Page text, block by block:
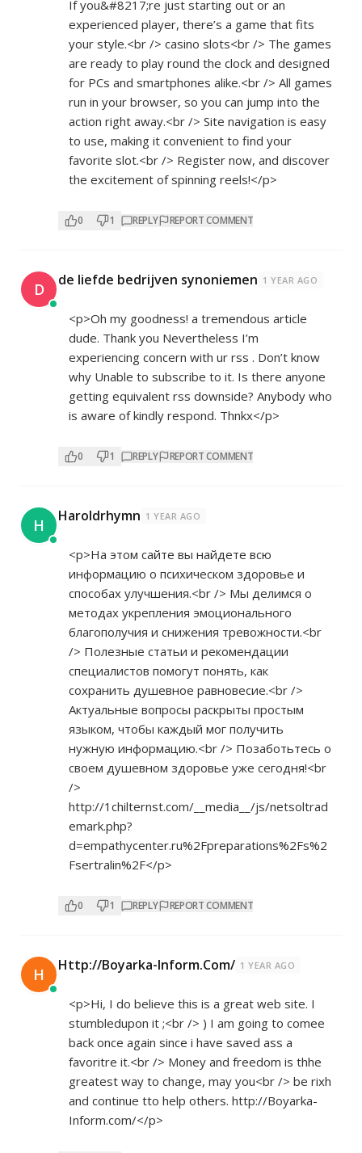
If you&#8217;re just starting out or an
experienced player, there’s a game that fits
your style.<br /> casino slots<br /> The games
are ready to play round the clock and designed
for PCs and smartphones alike.<br /> All games
run in your browser, so you can jump into the
action right away.<br /> Site navigation is easy
to use, making it convenient to find your
favorite slot.<br /> Register now, and discover
the excitement of spinning reels!</p>
0 1 REPLY REPORT COMMENT
D de liefde bedrijven synoniemen 1 YEAR AGO
<p>Oh my goodness! a tremendous article
dude. Thank you Nevertheless I’m
experiencing concern with ur rss . Don’t know
why Unable to subscribe to it. Is there anyone
getting equivalent rss downside? Anybody who
is aware of kindly respond. Thnkx</p>
0 1 REPLY REPORT COMMENT
H Haroldrhymn 1 YEAR AGO
<p>На этом сайте вы найдете всю
информацию о психическом здоровье и
способах улучшения.<br /> Мы делимся о
методах укрепления эмоционального
благополучия и снижения тревожности.<br
/> Полезные статьи и рекомендации
специалистов помогут понять, как
сохранить душевное равновесие.<br />
Актуальные вопросы раскрыты простым
языком, чтобы каждый мог получить
нужную информацию.<br /> Позаботьтесь о
своем душевном здоровье уже сегодня!<br
/>
http://1chilternst.com/__media__/js/netsoltrad
emark.php?
d=empathycenter.ru%2Fpreparations%2Fs%2
Fsertralin%2F</p>
0 1 REPLY REPORT COMMENT
H Http://Boyarka-Inform.Com/ 1 YEAR AGO
<p>Hi, I do believe this is a great web site. I
stumbledupon it ;<br /> ) I am going to comee
back once again since i have saved ass a
favoritre it.<br /> Money and freedom is thhe
greatest way to change, may you<br /> be rixh
and continue tto help others. http://Boyarka-
Inform.com/</p>